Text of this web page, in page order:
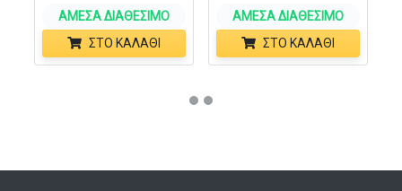
ΆΜΕΣΑ ΔΙΑΘΈΣΙΜΟ
ΣΤΟ ΚΑΛΆΘΙ
ΆΜΕΣΑ ΔΙΑΘΈΣΙΜΟ
ΣΤΟ ΚΑΛΆΘΙ